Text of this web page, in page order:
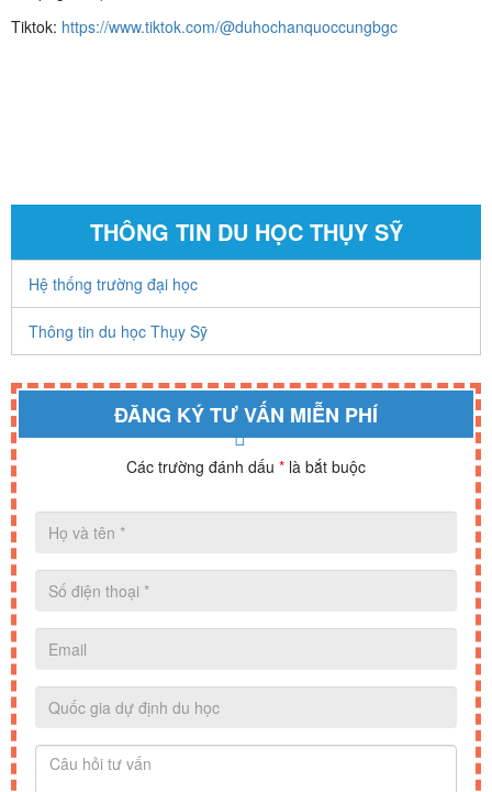
Tiktok: https://www.tiktok.com/@duhochanquoccungbgc
THÔNG TIN DU HỌC THỤY SỸ
Hệ thống trường đại học
Thông tin du học Thụy Sỹ
ĐĂNG KÝ TƯ VẤN MIỄN PHÍ
Các trường đánh dấu * là bắt buộc